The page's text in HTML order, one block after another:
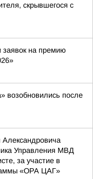
скрывшегося с
на премию
возобновились после
Управления МВД
за участие в
«ОРА ЦАГ»